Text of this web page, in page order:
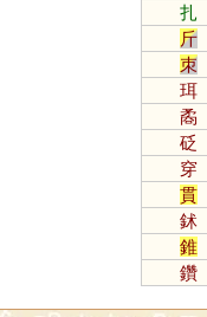
扎
斤
朿
珥
矞
砭
穿
貫
鉥
錐
鑽